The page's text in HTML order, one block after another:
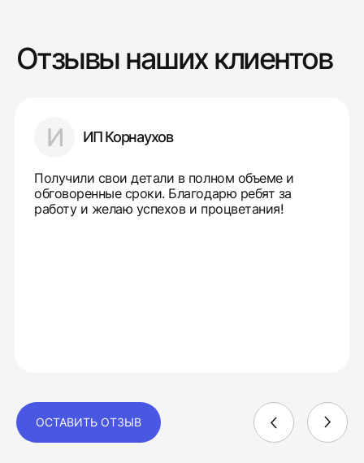
Отзывы наших клиентов
И ИП Корнаухов
Получили свои детали в полном объеме и
обговоренные сроки. Благодарю ребят за
работу и желаю успехов и процветания!
ОСТАВИТЬ ОТЗЫВ